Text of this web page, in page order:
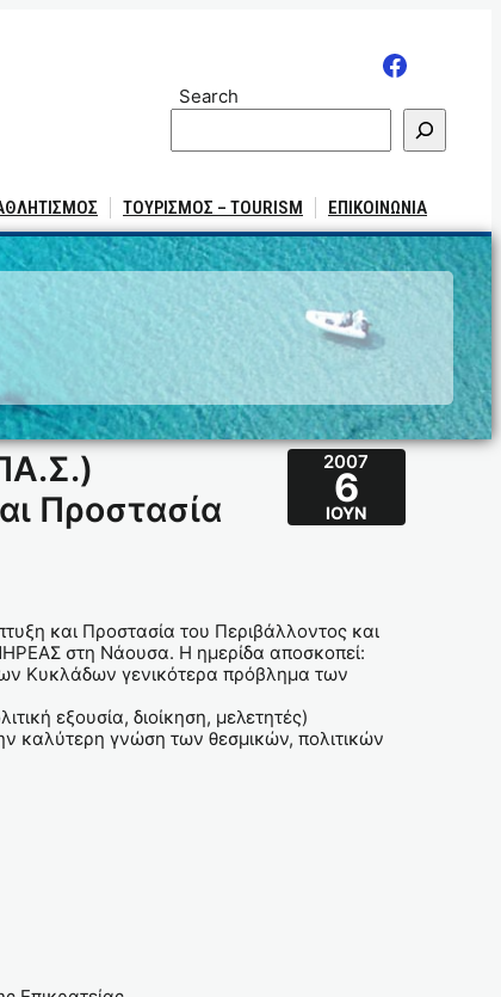
Search
ΤΟΥΡΙΣΜΟΣ – TOURISM ΕΠΙΚΟΙΝΩΝΙΑ
Προστασία
2007
6
ΙΟΎΝ
και Προστασία του Περιβάλλοντος και
στη Νάουσα. Η ημερίδα αποσκοπεί:
Κυκλάδων γενικότερα πρόβλημα των
εξουσία, διοίκηση, μελετητές)
καλύτερη γνώση των θεσμικών, πολιτικών